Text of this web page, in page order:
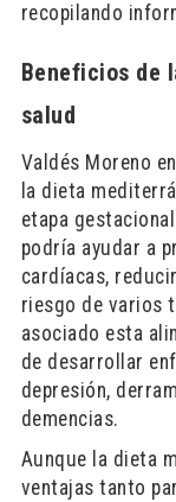
recopilando
Beneficios de
salud
Valdés Moreno
la dieta
etapa
podría ayudar a
cardíacas,
riesgo de varios
asociado esta
de desarrollar
depresión,
demencias.
Aunque la dieta
ventajas tanto